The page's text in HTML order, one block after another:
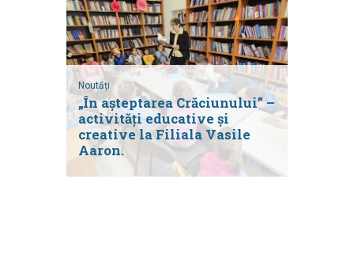
Noutăți
„În așteptarea Crăciunului” –
activități educative și
creative la Filiala Vasile
Aaron.